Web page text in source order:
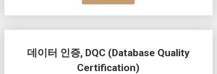
데이터 인증, DQC (Database Quality
Certification)